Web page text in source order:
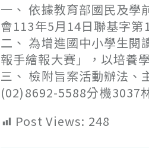
一、 依據教育部國民及
會113年5月14日聯基字第
二、 為增進國中小學生閱
報手繪報大賽」，以培養
三、 檢附旨案活動辦法、
(02)8692-5588分機3037
Post Views: 248